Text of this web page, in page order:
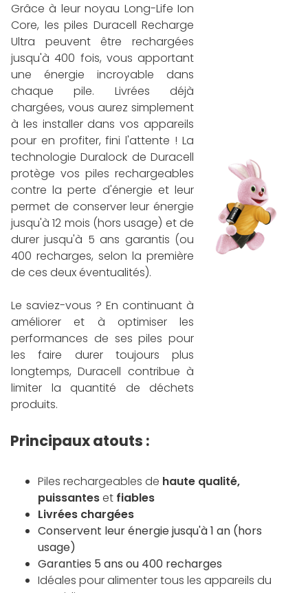
Grâce à leur noyau Long-Life Ion
Core, les piles Duracell Recharge
Ultra peuvent être rechargées
jusqu'à 400 fois, vous apportant
une énergie incroyable dans
chaque pile. Livrées déjà
chargées, vous aurez simplement
à les installer dans vos appareils
pour en profiter, fini l'attente ! La
technologie Duralock de Duracell
protège vos piles rechargeables
contre la perte d'énergie et leur
permet de conserver leur énergie
jusqu'à 12 mois (hors usage) et de
durer jusqu'à 5 ans garantis (ou
400 recharges, selon la première
de ces deux éventualités).
Le saviez-vous ? En continuant à
améliorer et à optimiser les
performances de ses piles pour
les faire durer toujours plus
longtemps, Duracell contribue à
limiter la quantité de déchets
produits.
Principaux atouts :
Piles rechargeables de haute qualité,
puissanteset fiables
Livrées chargées
Conservent leur énergie jusqu'à 1 an (hors
usage)
Garanties 5 ans ou 400 recharges
Idéales pour alimenter tous les appareils du